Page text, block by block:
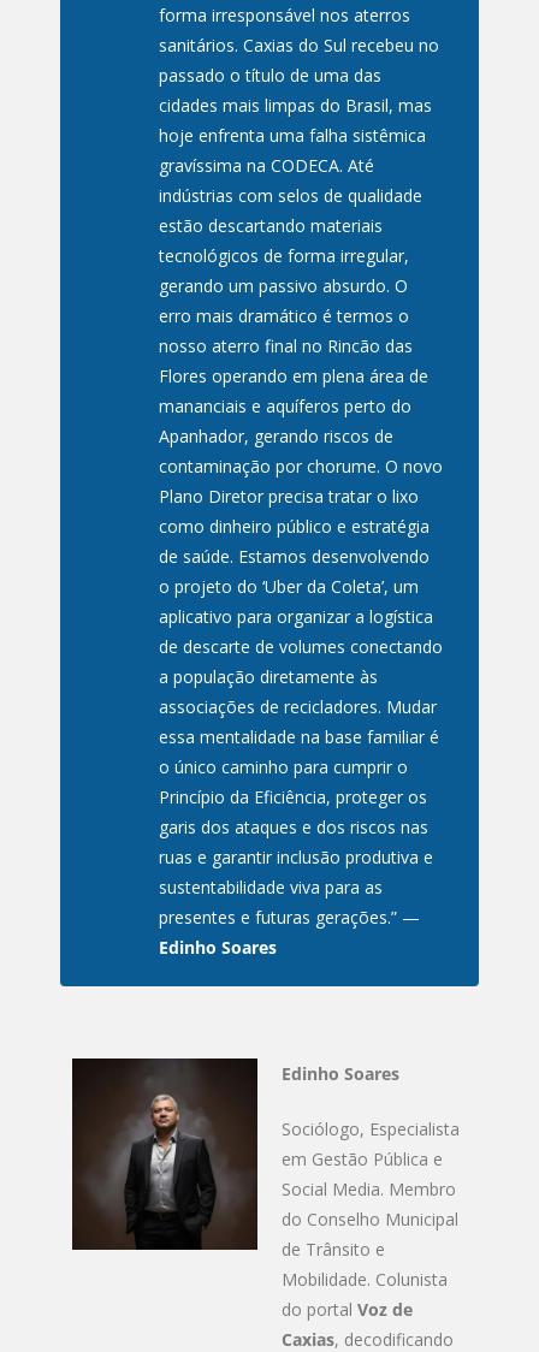
forma irresponsável nos aterros
sanitários. Caxias do Sul recebeu no
passado o título de uma das
cidades mais limpas do Brasil, mas
hoje enfrenta uma falha sistêmica
gravíssima na CODECA. Até
indústrias com selos de qualidade
estão descartando materiais
tecnológicos de forma irregular,
gerando um passivo absurdo. O
erro mais dramático é termos o
nosso aterro final no Rincão das
Flores operando em plena área de
mananciais e aquíferos perto do
Apanhador, gerando riscos de
contaminação por chorume. O novo
Plano Diretor precisa tratar o lixo
como dinheiro público e estratégia
de saúde. Estamos desenvolvendo
o projeto do ‘Uber da Coleta’, um
aplicativo para organizar a logística
de descarte de volumes conectando
a população diretamente às
associações de recicladores. Mudar
essa mentalidade na base familiar é
o único caminho para cumprir o
Princípio da Eficiência, proteger os
garis dos ataques e dos riscos nas
ruas e garantir inclusão produtiva e
sustentabilidade viva para as
presentes e futuras gerações.” —
Edinho Soares
Edinho Soares
Sociólogo, Especialista
em Gestão Pública e
Social Media. Membro
do Conselho Municipal
de Trânsito e
Mobilidade. Colunista
do portal Voz de
Caxias, decodificando